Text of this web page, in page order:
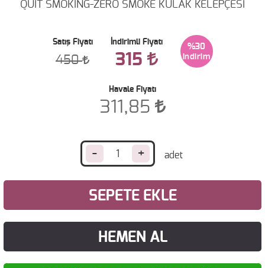
QUİT SMOKING-ZERO SMOKE KULAK KELEPÇESİ
Satış Fiyatı
450
İndirimli Fiyatı
315
%30
Havale Fiyatı
311,85
- +
SEPETE EKLE
HEMEN AL